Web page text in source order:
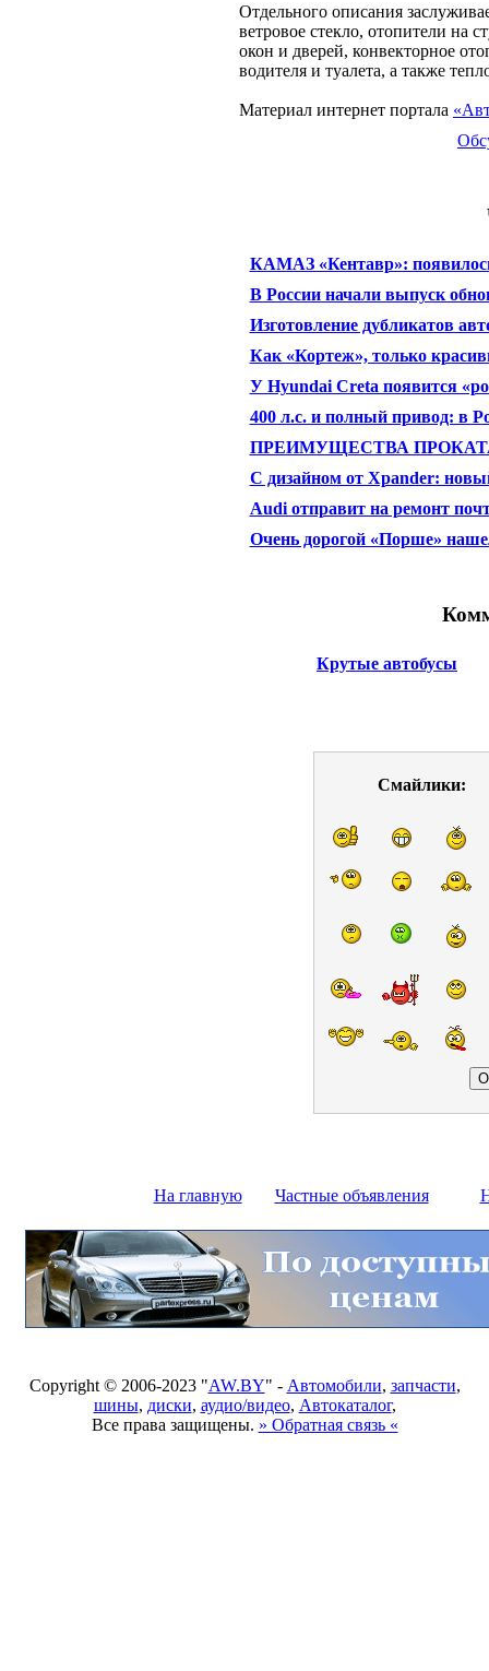
Отдельного описания
ветровое стекло, отопители на
окон и дверей, конвекторное
водителя и туалета, а также
Материал интернет портала
КАМАЗ «Кентавр»:
В России начали выпуск
Изготовление дубликатов
Как «Кортеж», только
У Hyundai Creta появится
400 л.с. и полный привод: в
ПРЕИМУЩЕСТВА
C дизайном от Xpander:
Audi отправит на ремонт
Очень дорогой «Порше»
Крутые автобусы
Смайлики:
На главную Частные объявления
Copyright © 2006-2023 "AW.BY" - Автомобили, запчасти,
шины, диски, аудио/видео, Автокаталог,
Все права защищены. » Обратная связь «